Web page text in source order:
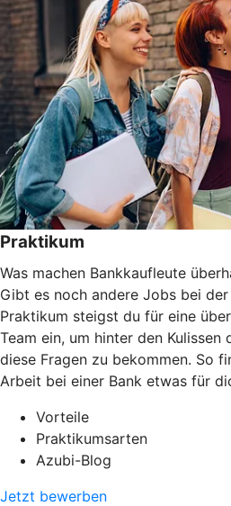
Praktikum
Was machen Bankkaufleute
Gibt es noch andere Jobs bei
Praktikum steigst du für eine
Team ein, um hinter den
diese Fragen zu bekommen. So
Arbeit bei einer Bank etwas für
Vorteile
Praktikumsarten
Azubi-Blog
Jetzt bewerben